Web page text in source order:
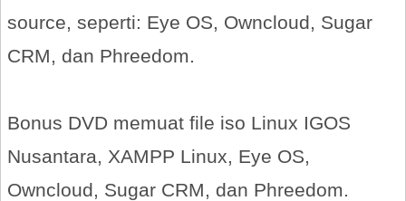
source, seperti: Eye OS, Owncloud, Sugar
CRM, dan Phreedom.
Bonus DVD memuat file iso Linux IGOS
Nusantara, XAMPP Linux, Eye OS,
Owncloud, Sugar CRM, dan Phreedom.